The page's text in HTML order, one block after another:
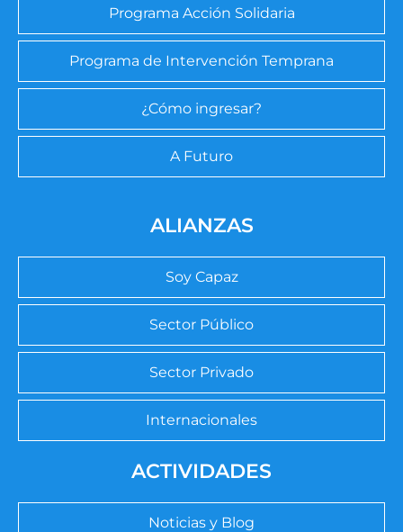
Programa Acción Solidaria
Programa de Intervención Temprana
¿Cómo ingresar?
A Futuro
ALIANZAS
Soy Capaz
Sector Público
Sector Privado
Internacionales
ACTIVIDADES
Noticias y Blog